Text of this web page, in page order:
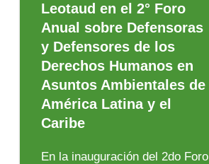
Leotaud en el 2° Foro
Anual sobre Defensoras
y Defensores de los
Derechos Humanos en
Asuntos Ambientales de
América Latina y el
Caribe
En la inauguración del 2do Foro